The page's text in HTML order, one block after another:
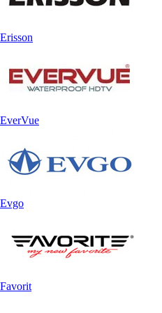
Erisson
EverVue
Evgo
Favorit